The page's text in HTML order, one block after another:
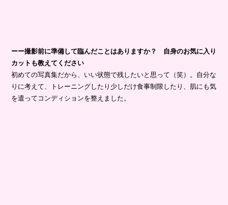
ーー撮影前に準備して臨んだことはありますか？ 自身のお気に入り
カットも教えてください
初めての写真集だから、いい状態で残したいと思って（笑）。自分な
りに考えて、トレーニングしたり少しだけ食事制限したり、肌にも気
を遣ってコンディションを整えました。